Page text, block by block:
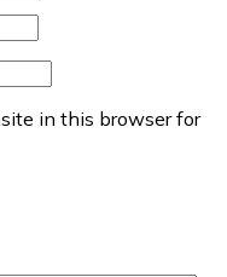
in this browser for